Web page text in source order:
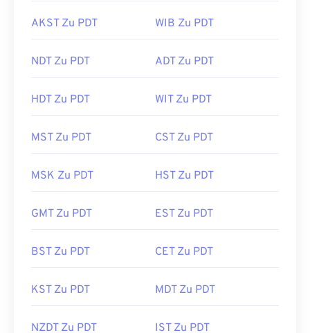
AKST Zu PDT WIB Zu PDT
NDT Zu PDT ADT Zu PDT
HDT Zu PDT WIT Zu PDT
MST Zu PDT CST Zu PDT
MSK Zu PDT HST Zu PDT
GMT Zu PDT EST Zu PDT
BST Zu PDT CET Zu PDT
KST Zu PDT MDT Zu PDT
NZDT Zu PDT IST Zu PDT